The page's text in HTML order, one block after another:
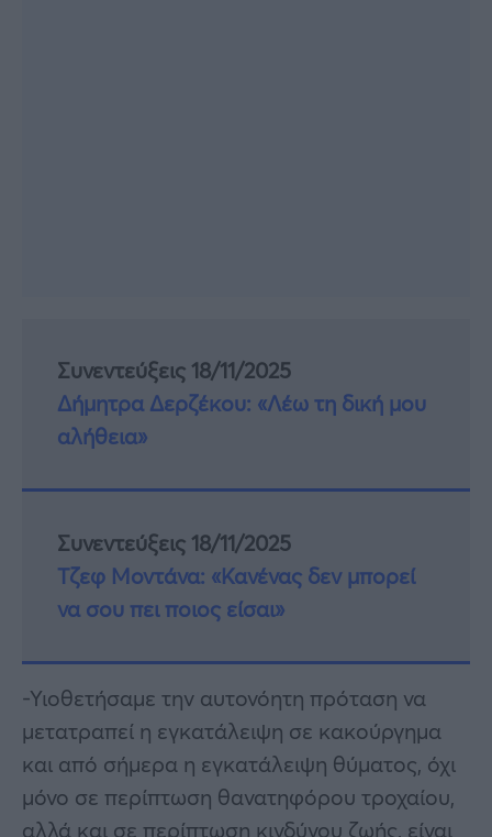
Συνεντεύξεις 18/11/2025
Δήμητρα Δερζέκου: «Λέω τη δική μου
αλήθεια»
Συνεντεύξεις 18/11/2025
Τζεφ Μοντάνα: «Κανένας δεν μπορεί
να σου πει ποιος είσαι»
-Υιοθετήσαμε την αυτονόητη πρόταση να
μετατραπεί η εγκατάλειψη σε κακούργημα
και από σήμερα η εγκατάλειψη θύματος, όχι
μόνο σε περίπτωση θανατηφόρου τροχαίου,
αλλά και σε περίπτωση κινδύνου ζωής, είναι